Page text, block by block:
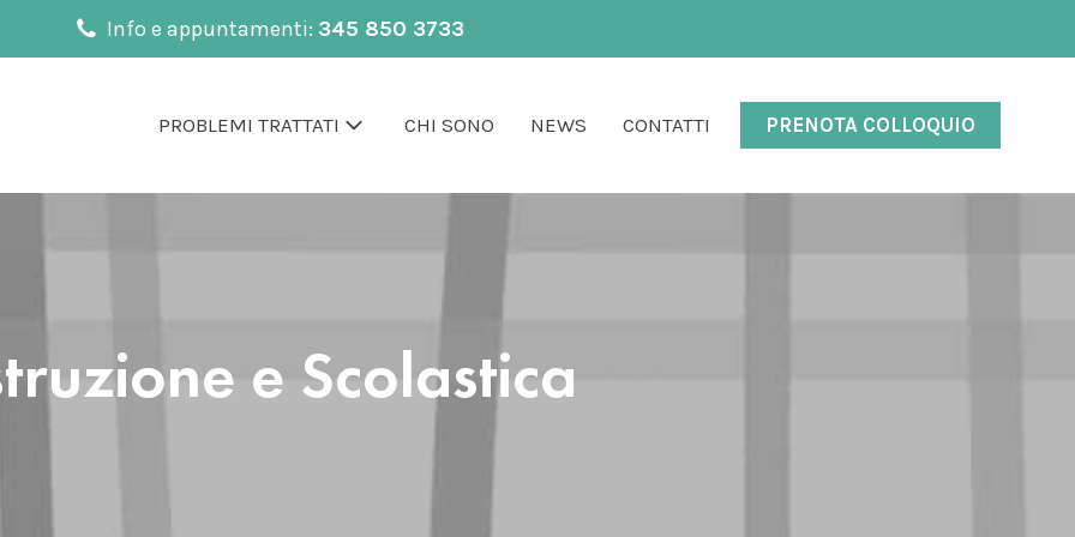
Info e appuntamenti: 345 850 3733
PROBLEMI TRATTATI CHI SONO NEWS CONTATTI PRENOTA COLLOQUIO
e Scolastica